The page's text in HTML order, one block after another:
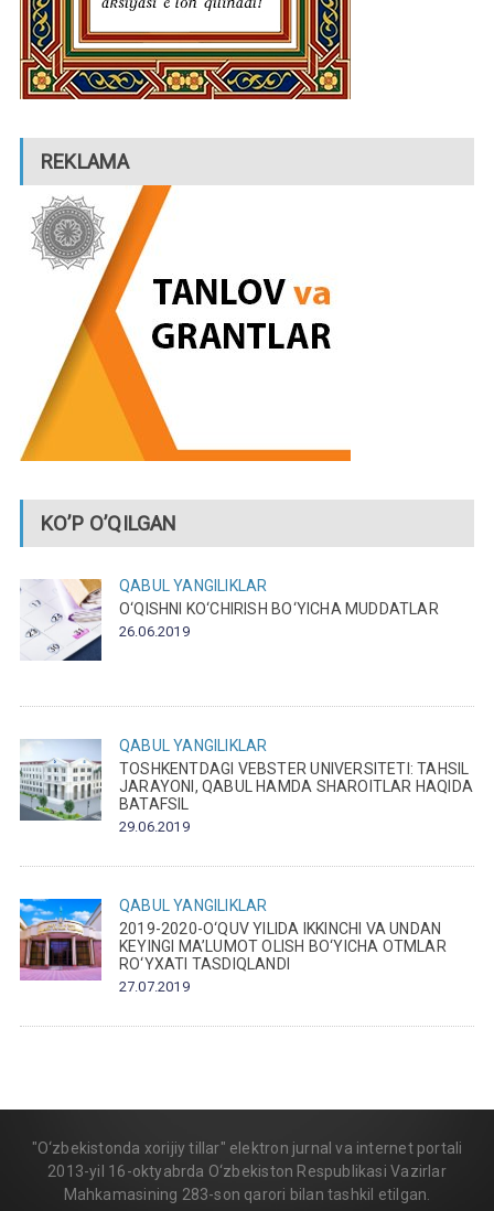
REKLAMA
KO’P O’QILGAN
QABUL
YANGILIKLAR
O‘QISHNI KO‘CHIRISH BO‘YICHA MUDDATLAR
26.06.2019
QABUL
YANGILIKLAR
TOSHKENTDAGI VEBSTER UNIVERSITETI: TAHSIL
JARAYONI, QABUL HAMDA SHAROITLAR HAQIDA
BATAFSIL
29.06.2019
QABUL
YANGILIKLAR
2019-2020-O‘QUV YILIDA IKKINCHI VA UNDAN
KEYINGI MA’LUMOT OLISH BO‘YICHA OTMLAR
RO‘YXATI TASDIQLANDI
27.07.2019
"O‘zbekistonda xorijiy tillar" elektron jurnal va internet portali
2013-yil 16-oktyabrda O‘zbekiston Respublikasi Vazirlar
Mahkamasining 283-son qarori bilan tashkil etilgan.